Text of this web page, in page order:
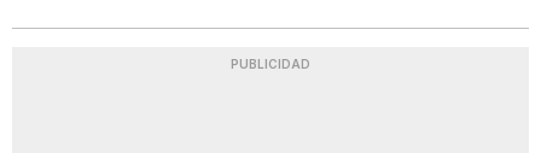
PUBLICIDAD